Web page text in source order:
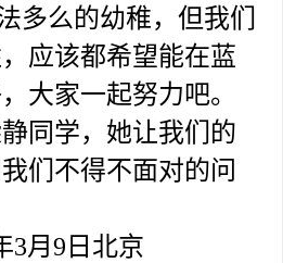
多么的幼稚，但我们
应该都希望能在蓝
大家一起努力吧。
同学，她让我们的
们不得不面对的问
3月9日北京